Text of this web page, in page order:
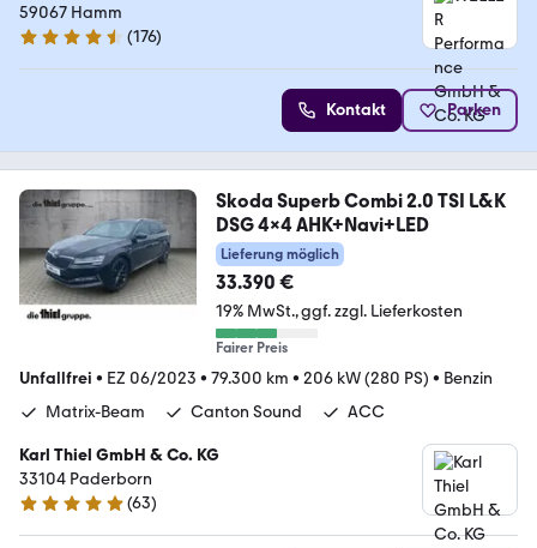
59067 Hamm
4.6 Sterne
(176)
Kontakt Parken
Skoda Superb Combi 2.0 TSI L&K
DSG 4x4 AHK+Navi+LED
Lieferung möglich
33.390 €
19% MwSt. ggf. zzgl. Lieferkosten
Fairer Preis
Unfallfrei • EZ 06/2023 • 79.300 km • 206 kW (280 PS) • Benzin
Matrix-Beam
Canton Sound ACC
Karl Thiel GmbH & Co. KG
33104 Paderborn
4.8 Sterne
(63)